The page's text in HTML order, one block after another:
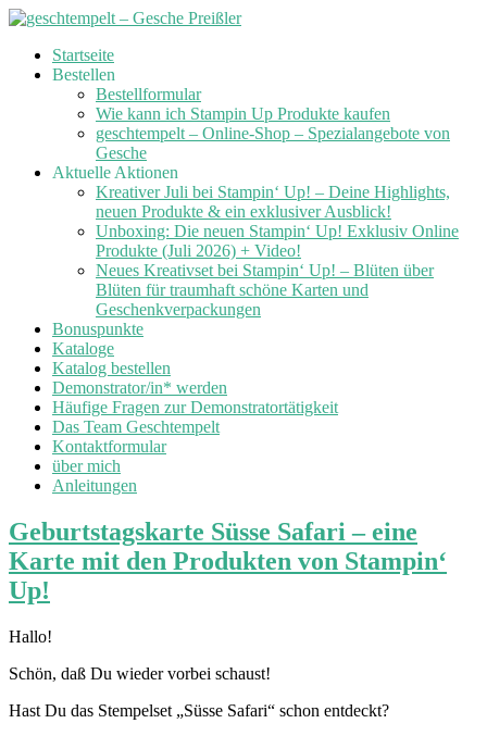
Skip
Startseite
Bestellen
Bestellformular
Wie kann ich Stampin Up Produkte kaufen
geschtempelt – Online-Shop – Spezialangebote von
Gesche
Aktuelle Aktionen
Kreativer Juli bei Stampin‘ Up! – Deine Highlights,
neuen Produkte & ein exklusiver Ausblick!
Unboxing: Die neuen Stampin‘ Up! Exklusiv Online
Produkte (Juli 2026) + Video!
Neues Kreativset bei Stampin‘ Up! – Blüten über
Blüten für traumhaft schöne Karten und
Geschenkverpackungen
Bonuspunkte
Kataloge
Katalog bestellen
Demonstrator/in* werden
Häufige Fragen zur Demonstratortätigkeit
Das Team Geschtempelt
Kontaktformular
über mich
Anleitungen
Geburtstagskarte Süsse Safari – eine
Karte mit den Produkten von Stampin‘
Up!
Hallo!
Schön, daß Du wieder vorbei schaust!
Hast Du das Stempelset „Süsse Safari“ schon entdeckt?